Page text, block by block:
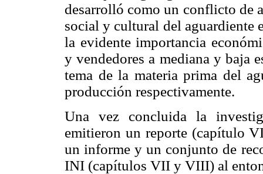
desarrolló como un conflicto de
social y cultural del aguardiente
la evidente importancia
y vendedores a mediana y baja
tema de la materia prima del
producción respectivamente.
Una vez concluida la
emitieron un reporte (capítulo
un informe y un conjunto de
INI (capítulos VII y VIII) al